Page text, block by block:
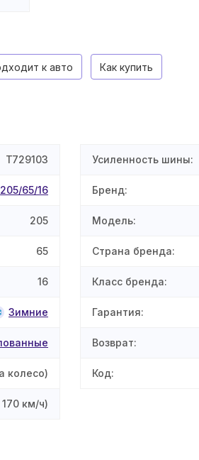
к авто Как купить
T729103
205/65/16
205
65
16
Зимние
колесо)
км/ч)
Усиленность шины:
Бренд:
Модель:
Страна бренда:
Класс бренда:
Гарантия:
Возврат:
Код: